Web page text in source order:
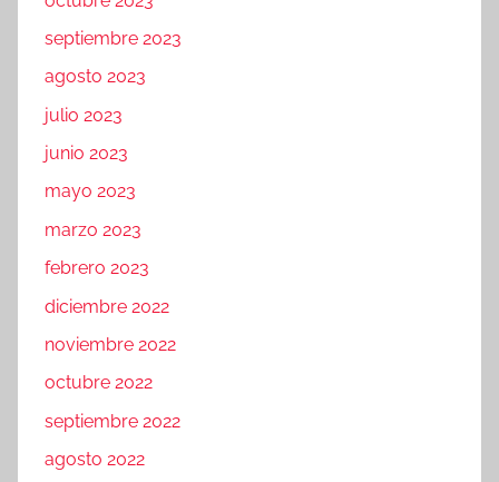
septiembre 2023
agosto 2023
julio 2023
junio 2023
mayo 2023
marzo 2023
febrero 2023
diciembre 2022
noviembre 2022
octubre 2022
septiembre 2022
agosto 2022